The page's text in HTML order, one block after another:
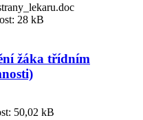
28 kB
žáka třídním
50,02 kB